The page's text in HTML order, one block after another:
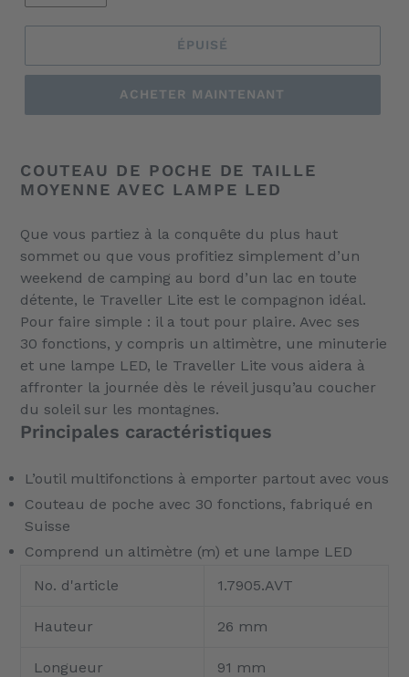
ÉPUISÉ
ACHETER MAINTENANT
d'un
produit
panier
COUTEAU DE POCHE DE TAILLE
MOYENNE AVEC LAMPE LED
Que vous partiez à la conquête du plus haut
sommet ou que vous profitiez simplement d’un
weekend de camping au bord d’un lac en toute
détente, le Traveller Lite est le compagnon idéal.
Pour faire simple : il a tout pour plaire. Avec ses
30 fonctions, y compris un altimètre, une minuterie
et une lampe LED, le Traveller Lite vous aidera à
affronter la journée dès le réveil jusqu’au coucher
du soleil sur les montagnes.
Principales caractéristiques
L’outil multifonctions à emporter partout avec vous
Couteau de poche avec 30 fonctions, fabriqué en
Suisse
Comprend un altimètre (m) et une lampe LED
No. d'article
1.7905.AVT
Hauteur 26 mm
Longueur 91 mm